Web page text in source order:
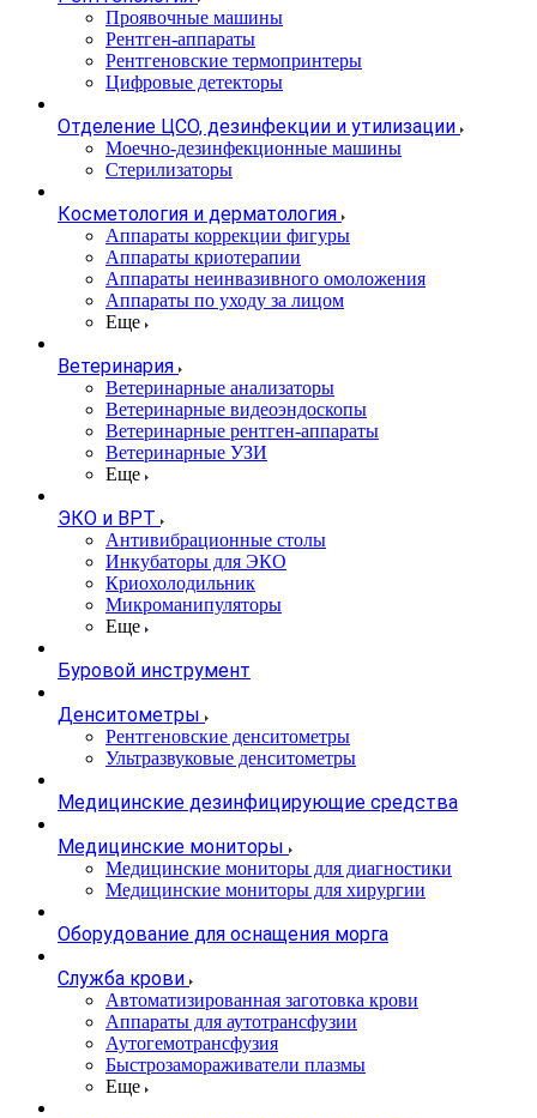
Проявочные машины
Рентген-аппараты
Рентгеновские термопринтеры
Цифровые детекторы
Отделение ЦСО, дезинфекции и утилизации
Моечно-дезинфекционные машины
Стерилизаторы
Косметология и дерматология
Аппараты коррекции фигуры
Аппараты криотерапии
Аппараты неинвазивного омоложения
Аппараты по уходу за лицом
Еще
Ветеринария
Ветеринарные анализаторы
Ветеринарные видеоэндоскопы
Ветеринарные рентген-аппараты
Ветеринарные УЗИ
Еще
ЭКО и ВРТ
Антивибрационные столы
Инкубаторы для ЭКО
Криохолодильник
Микроманипуляторы
Еще
Буровой инструмент
Денситометры
Рентгеновские денситометры
Ультразвуковые денситометры
Медицинские дезинфицирующие средства
Медицинские мониторы
Медицинские мониторы для диагностики
Медицинские мониторы для хирургии
Оборудование для оснащения морга
Служба крови
Автоматизированная заготовка крови
Аппараты для аутотрансфузии
Аутогемотрансфузия
Быстрозамораживатели плазмы
Еще